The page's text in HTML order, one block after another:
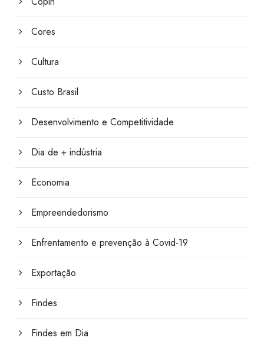
Cores
Cultura
Custo Brasil
Desenvolvimento e Competitividade
Dia de + indústria
Economia
Empreendedorismo
Enfrentamento e prevenção à Covid-19
Exportação
Findes
Findes em Dia